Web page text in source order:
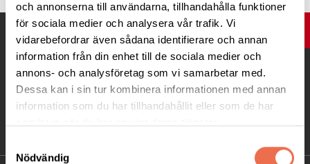
och annonserna till användarna, tillhandahålla funktioner
för sociala medier och analysera vår trafik. Vi
vidarebefordrar även sådana identifierare och annan
information från din enhet till de sociala medier och
annons- och analysföretag som vi samarbetar med.
Dessa kan i sin tur kombinera informationen med annan
information som du har tillhandahållit eller som de har
Nödvändig